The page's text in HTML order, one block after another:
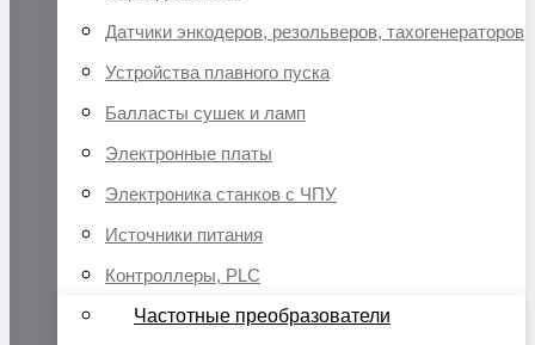
Датчики энкодеров, резольверов, тахогенераторов
Устройства плавного пуска
Балласты сушек и ламп
Электронные платы
Электроника станков с ЧПУ
Источники питания
Контроллеры, PLC
Частотные преобразователи